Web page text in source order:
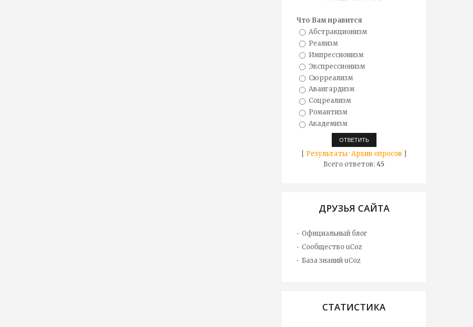
Что Вам нравится
Абстракционизм
Реализм
Импрессионизм
Экспрессионизм
Сюрреализм
Авангардизм
Соцреализм
Романтизм
Академизм
[ Результаты·Архив опросов ]
Всего ответов:45
ДРУЗЬЯ САЙТА
Официальный блог
Сообщество uCoz
База знаний uCoz
СТАТИСТИКА